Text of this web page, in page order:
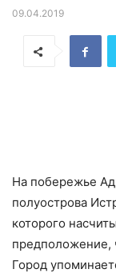
09.04.2019
На побережье
полуострова
которого
предположение,
Город